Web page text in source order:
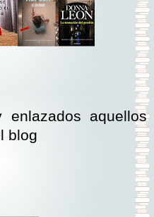
enlazados aquellos
blog